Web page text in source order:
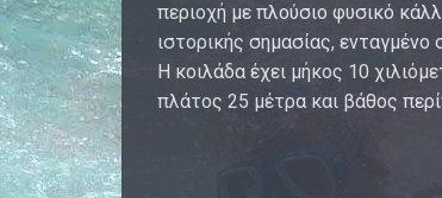
περιοχή με πλούσιο φυσικό
ιστορικής σημασίας,
Η κοιλάδα έχει μήκος 10
πλάτος 25 μέτρα και βάθος